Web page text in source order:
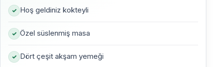
izleme ayrıcalığını yaşarsınız. Avrupa ve Asya kıyıları
arasında süzülen gemide, Dolmabahçe Sarayı, Ortaköy
Camii ve Boğaz köprülerinin ışıkları romantik anlarınıza
eşlik eder.
Hoş geldiniz kokteyli
Özel süslenmiş masa
Dört çeşit akşam yemeği